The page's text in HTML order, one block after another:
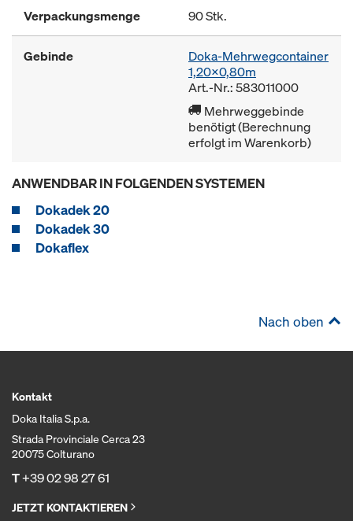
Verpackungsmenge 90 Stk.
Gebinde
Doka-Mehrwegcontainer
1,20x0,80m
Art.-Nr.: 583011000
Mehrweggebinde
benötigt (Berechnung
erfolgt im Warenkorb)
ANWENDBAR IN FOLGENDEN SYSTEMEN
Dokadek 20
Dokadek 30
Dokaflex
Nach oben
Kontakt
Doka Italia S.p.a.
Strada Provinciale Cerca 23
20075 Colturano
T+39 02 98 27 61
JETZT KONTAKTIEREN